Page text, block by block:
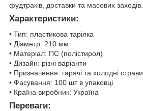
фудтраків, доставки та масових заходів.
Характеристики:
• Тип: пластикова тарілка
• Діаметр: 210 мм
• Матеріал: ПС (полістирол)
• Дизайн: різні варіанти
• Призначення: гарячі та холодні страви
• Фасування: 100 шт в упаковці
• Країна виробник: Україна
Переваги: